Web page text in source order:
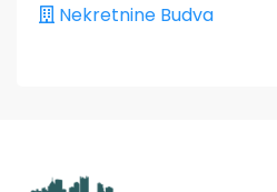
Nekretnine Budva